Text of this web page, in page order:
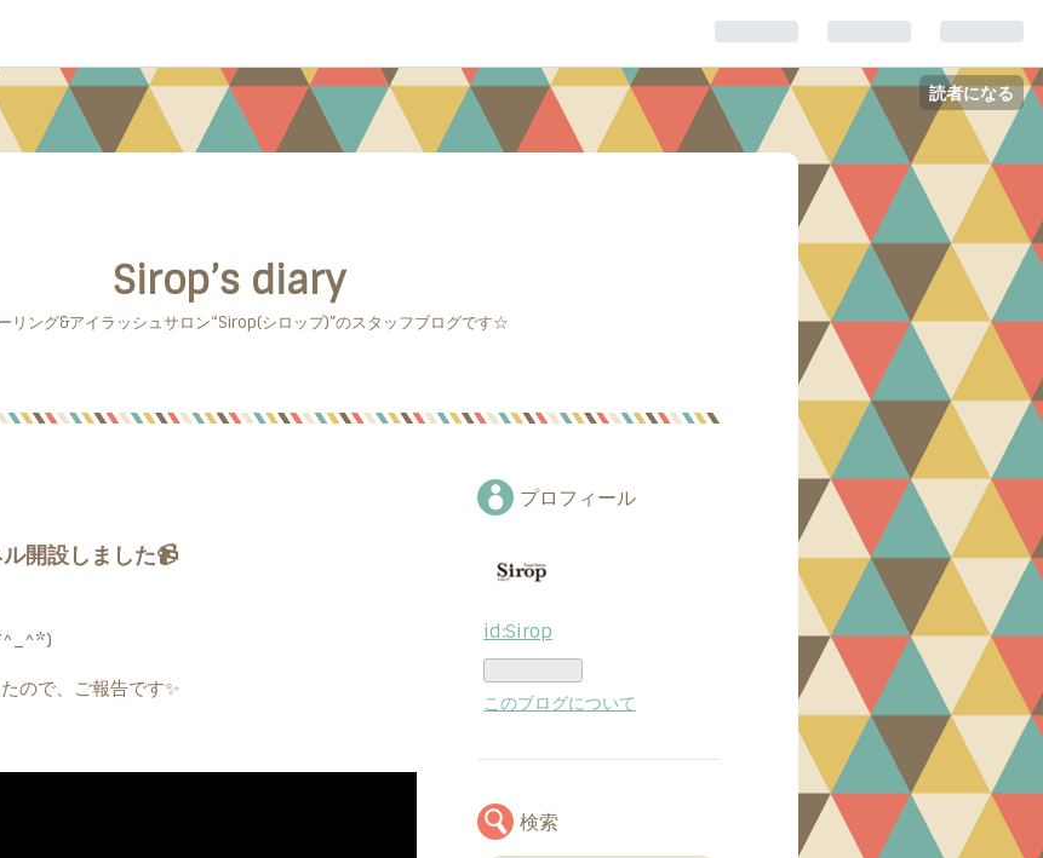
読者になる
Sirop’s diary
リング&アイラッシュサロン“Sirop(シロップ)”のスタッフブログです☆
開設しました📹
ので、ご報告です✨
プロフィール
id:Sirop
このブログについて
検索